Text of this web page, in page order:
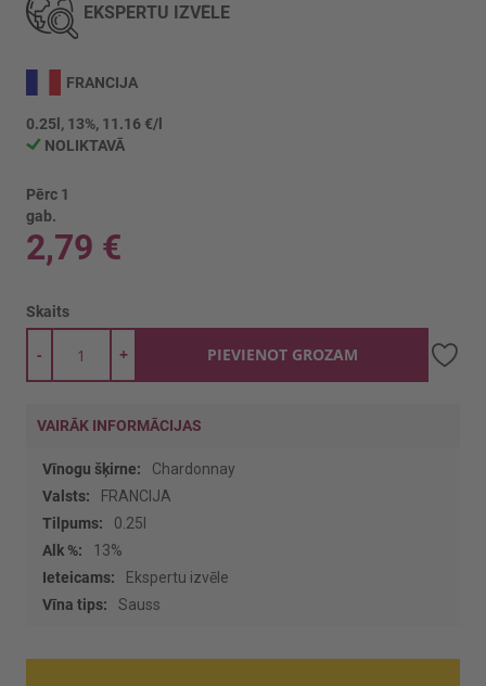
galerijas
sākumu
EKSPERTU IZVĒLE
FRANCIJA
0.25l, 13%, 11.16 €/l
NOLIKTAVĀ
Pērc 1
gab.
2,79 €
Skaits
+
- PIEVIENOT GROZAM
VAIRĀK INFORMĀCIJAS
Vairāk
informācijas
Chardonnay
FRANCIJA
0.25l
13%
Ekspertu izvēle
Sauss